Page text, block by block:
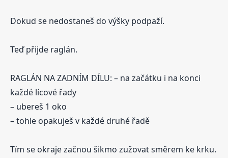
Dokud se nedostaneš do výšky podpaží.
Teď přijde raglán.
RAGLÁN NA ZADNÍM DÍLU: – na začátku i na konci
každé lícové řady
– ubereš 1 oko
– tohle opakuješ v každé druhé řadě
Tím se okraje začnou šikmo zužovat směrem ke krku.